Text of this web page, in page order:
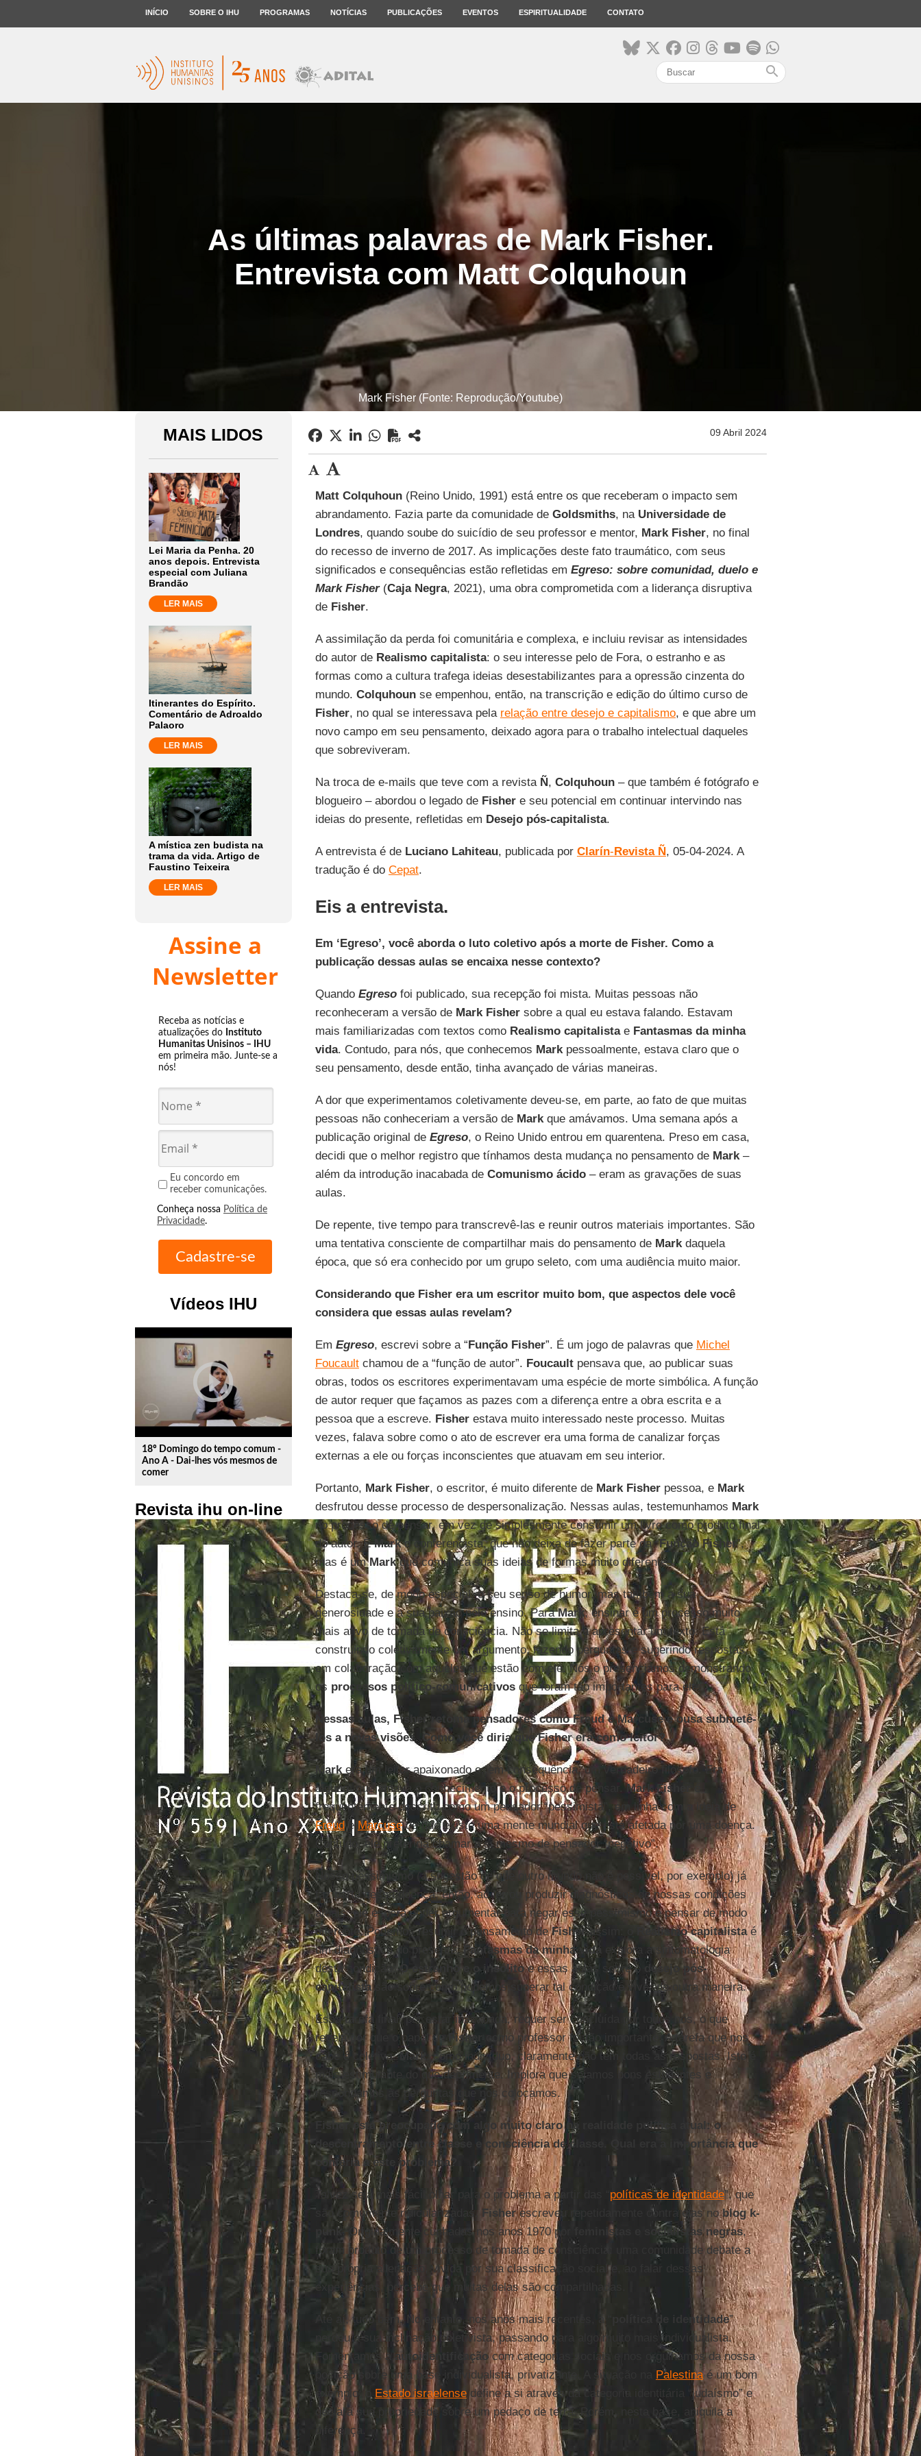
INÍCIO SOBRE O IHU PROGRAMAS NOTÍCIAS PUBLICAÇÕES EVENTOS ESPIRITUALIDADE CONTATO
search
As últimas palavras de Mark Fisher.
Entrevista com Matt Colquhoun
Mark Fisher (Fonte: Reprodução/Youtube)
MAIS LIDOS
Lei Maria da Penha. 20
anos depois. Entrevista
especial com Juliana
Brandão
LER MAIS
Itinerantes do Espírito.
Comentário de Adroaldo
Palaoro
LER MAIS
A mística zen budista na
trama da vida. Artigo de
Faustino Teixeira
LER MAIS
Assine a
Newsletter
Receba as notícias e
atualizações do Instituto
Humanitas Unisinos – IHU
em primeira mão. Junte-se a
nós!
Eu concordo em
receber comunicações.
Conheça nossa Política de
Privacidade.
Vídeos IHU
play_circle_outline
18º Domingo do tempo comum -
Ano A - Dai-lhes vós mesmos de
comer
Revista ihu on-line
09 Abril 2024
Matt Colquhoun(Reino Unido, 1991) está entre os que receberam o impacto sem
abrandamento. Fazia parte da comunidade de Goldsmiths, na Universidade de
Londres, quando soube do suicídio de seu professor e mentor, Mark Fisher, no final
do recesso de inverno de 2017. As implicações deste fato traumático, com seus
significados e consequências estão refletidas em Egreso: sobre comunidad, duelo e
Mark Fisher(Caja Negra, 2021), uma obra comprometida com a liderança disruptiva
de Fisher.
A assimilação da perda foi comunitária e complexa, e incluiu revisar as intensidades
do autor de Realismo capitalista: o seu interesse pelo de Fora, o estranho e as
formas como a cultura trafega ideias desestabilizantes para a opressão cinzenta do
mundo. Colquhounse empenhou, então, na transcrição e edição do último curso de
Fisher, no qual se interessava pela relação entre desejo e capitalismo, e que abre um
novo campo em seu pensamento, deixado agora para o trabalho intelectual daqueles
que sobreviveram.
Na troca de e-mails que teve com a revista Ñ, Colquhoun– que também é fotógrafo e
blogueiro – abordou o legado de Fishere seu potencial em continuar intervindo nas
ideias do presente, refletidas em Desejo pós-capitalista.
A entrevista é de Luciano Lahiteau, publicada por Clarín-Revista Ñ, 05-04-2024. A
tradução é do Cepat.
Eis a entrevista.
Em ‘Egreso’, você aborda o luto coletivo após a morte de Fisher. Como a
publicação dessas aulas se encaixa nesse contexto?
Quando Egresofoi publicado, sua recepção foi mista. Muitas pessoas não
reconheceram a versão de Mark Fishersobre a qual eu estava falando. Estavam
mais familiarizadas com textos como Realismo capitalistae Fantasmas da minha
vida. Contudo, para nós, que conhecemos Markpessoalmente, estava claro que o
seu pensamento, desde então, tinha avançado de várias maneiras.
A dor que experimentamos coletivamente deveu-se, em parte, ao fato de que muitas
pessoas não conheceriam a versão de Markque amávamos. Uma semana após a
publicação original de Egreso, o Reino Unido entrou em quarentena. Preso em casa,
decidi que o melhor registro que tínhamos desta mudança no pensamento de Mark–
além da introdução inacabada de Comunismo ácido– eram as gravações de suas
aulas.
De repente, tive tempo para transcrevê-las e reunir outros materiais importantes. São
uma tentativa consciente de compartilhar mais do pensamento de Markdaquela
época, que só era conhecido por um grupo seleto, com uma audiência muito maior.
Considerando que Fisher era um escritor muito bom, que aspectos dele você
considera que essas aulas revelam?
Em Egreso, escrevi sobre a “Função Fisher”. É um jogo de palavras que Michel
Foucaultchamou de a “função de autor”. Foucaultpensava que, ao publicar suas
obras, todos os escritores experimentavam uma espécie de morte simbólica. A função
de autor requer que façamos as pazes com a diferença entre a obra escrita e a
pessoa que a escreve. Fisherestava muito interessado neste processo. Muitas
vezes, falava sobre como o ato de escrever era uma forma de canalizar forças
externas a ele ou forças inconscientes que atuavam em seu interior.
Portanto, Mark Fisher, o escritor, é muito diferente deMark Fisherpessoa, e Mark
desfrutou desse processo de despersonalização. Nessas aulas, testemunhamos Mark
no processo de pensar, em vez de simplesmente consumir um livro como produto final
do autor. ÉMarko conferencista, que não deixa de fazer parte da “Função Fisher”,
mas é umMarkque comunica suas ideias de formas muito diferentes.
Destaca-se, de modo especial, o seu senso de humor, mas também a sua
generosidade e a sua paixão pelo ensino. ParaMark, ensinar é um processo muito
mais ativo de tomada de consciência. Não se limita a apresentar um texto. Está
construindo coletivamente um argumento, fazendo perguntas e sugerindo respostas,
em colaboração com aqueles que estão com ele. Nós o presenciamos demonstrando
os processos político-comunicativosque foram tão importantes para ele.
Nessas aulas, Fisher retoma pensadores como Freud e Marcuse e ousa submetê-
los a novas visões. Como você diria que Fisher era como leitor?
Markera um leitor apaixonado e, em consequência, um verdadeiro filósofo. Era
alguém que amava o conhecimento e o processo de pensar.Mark Fisher
frequentemente descrito como um pensador “pessimista”, em linha com a ideia de
Freude Marcusede que existe uma mente mundial que está afetada por uma doença.
Contudo, ele preferiria chamar a si mesmo de pensador “negativo”.
Nosso pessimismo (a sugestão de que outro mundo não é possível, por exemplo) já
faz parte dessa doença, então, ao ler ou produzir diagnósticos de nossas condições
atuais, ele espera poder argumentar para negar esse pessimismo e pensar de modo
diferente. Podemos resumir o pensamento deFisherassim: o Realismo capitalistaé
um diagnóstico do presente;Fantasmas da minha vida explora a sintomatologia
desta condição.O estranho e o insólitoe essas aulas sobre o
desejo pós-
capitalistasão sobre como podemos superar tal condição e viver de outra maneira.
Essa tarefa final, por estar inacabada, requer ser concluída por todos nós, o que
revela por que o papel de
Fisher
como professor foi tão importante. A tarefa que nos
cabe é coletiva.Mark , como indivíduo, claramente não tem todas as respostas. Isto é
mais estimulante do que deprimente. Implora que sejamos bons estudantes e
respondamos às perguntas que nos colocamos.
Fisher está preocupado com algo muito claro na realidade política atual: o
descentramento entre classe e consciência de classe. Qual era a importância que
conferia a este problema?
Talvez seja mais fácil olhar para o problema a partir das “ políticas de identidade”, que
são comumente ridicularizadas.
Fisherescreveu repetidamente contra elas noblog k-
punk. Originalmente cunhadas nos anos 1970 por feministas e socialistas negras,
foram produto de um processo de tomada de consciência: uma comunidade debate a
sua própria alienação, vivida por sua classificação social e, ao falar dessas
experiências, percebe que muitas delas são compartilhadas.
Até aí, tudo bem. No entanto, nos anos mais recentes, a “ política de identidade”
perdeu a sua inclinação coletivista, passando para algo muito mais individualista.
Fomentamos a
autoidentificaçãocom categorias sociais e nos orgulhamos da nossa
posição sobre uma base individualista, privatizante. A situação na Palestinaé um bom
exemplo: o Estado israelensedefine a si através da categoria identitária “judaísmo” e
declara sua propriedade sobre um pedaço de terra. Porém, nesta base, aniquila a
diferença.